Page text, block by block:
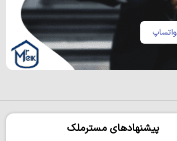
واتساپ
پیشنهادهای مسترملک